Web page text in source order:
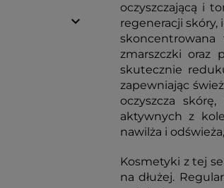

oczyszczającą i
regeneracji skóry,
skoncentrowana
zmarszczki oraz
skutecznie
zapewniając
oczyszcza
aktywnych z
nawilża i
Kosmetyki z tej
na dłużej.